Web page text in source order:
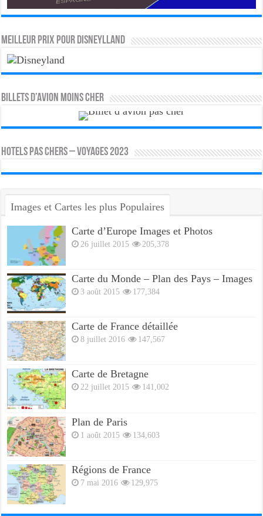
MEILLEUR PRIX POUR DISNEYLLAND
Billets d’avion moins cher
HOTELS PAS CHERS – VOYAGES 2023
Images et Cartes les plus Populaires
Carte d’Europe Images et Photos
26 juillet 2015 205,378
Carte du Monde – Plan des Pays – Images
3 août 2015 177,384
Carte de France détaillée
8 juillet 2016 147,567
Carte de Bretagne
22 juillet 2015 141,002
Plan de Paris
1 août 2015 134,603
Régions de France
7 mai 2016 129,975